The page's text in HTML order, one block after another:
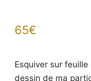
65€
Esquiver sur feuille
dessin de ma